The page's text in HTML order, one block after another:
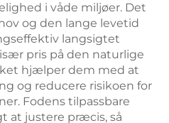
i våde miljøer. Det
og den lange levetid
langsigtet
pris på den naturlige
hjælper dem med at
og reducere risikoen for
Fodens tilpassbare
at justere præcis, så